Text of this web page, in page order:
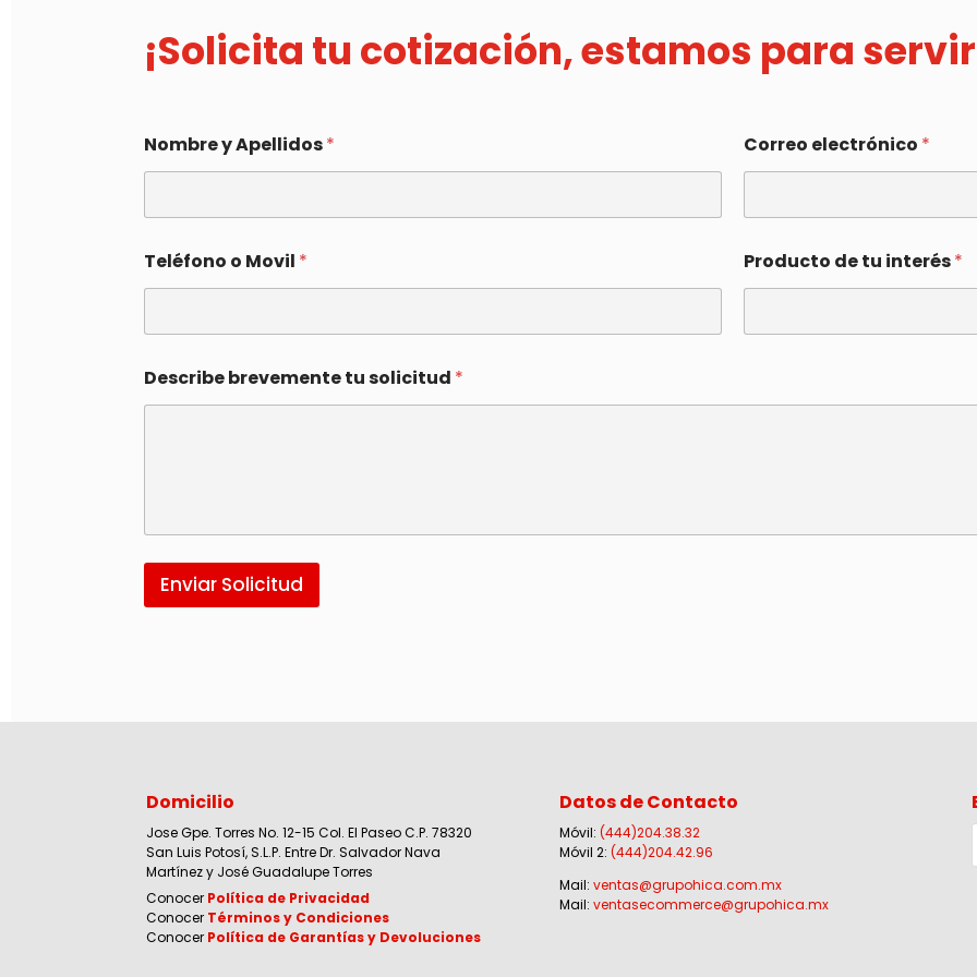
¡Solicita tu cotización, estamos para
Nombre y Apellidos* Correo electrónico *
Teléfono o Movil * Producto de tu interés*
Describe brevemente tu solicitud *
Enviar Solicitud
Domicilio
Jose Gpe. Torres No. 12-15 Col. El Paseo C.P. 78320
San Luis Potosí, S.L.P. Entre Dr. Salvador Nava
Martínez y José Guadalupe Torres
Conocer Política de Privacidad
Conocer Términos y Condiciones
Conocer Política de Garantías y Devoluciones
Datos de Contacto
Móvil: (444)204.38.32
Móvil 2: (444)204.42.96
Mail: ventas@grupohica.com.mx
Mail: ventasecommerce@grupohica.mx